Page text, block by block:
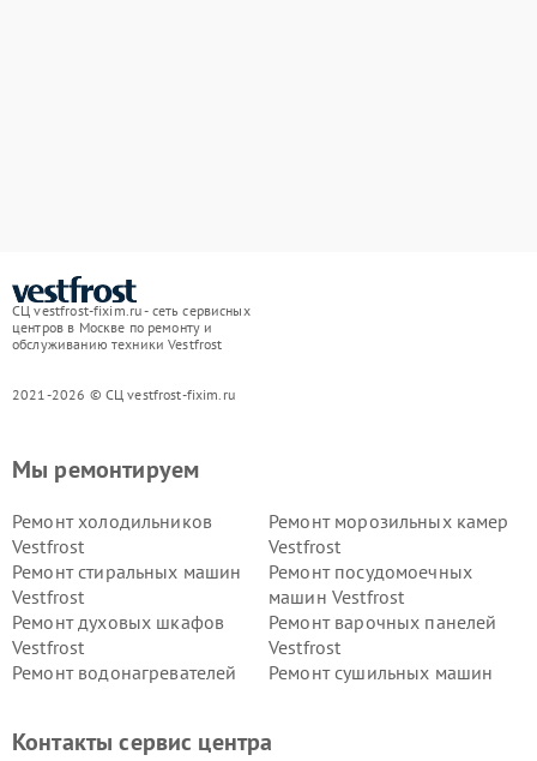
СЦ vestfrost-fixim.ru - сеть сервисных
центров в Москве по ремонту и
обслуживанию техники Vestfrost
2021-2026 © СЦ vestfrost-fixim.ru
Мы ремонтируем
Ремонт холодильников
Vestfrost
Ремонт морозильных камер
Vestfrost
Ремонт стиральных машин
Vestfrost
Ремонт посудомоечных
машин Vestfrost
Ремонт духовых шкафов
Vestfrost
Ремонт варочных панелей
Vestfrost
Ремонт водонагревателей
Ремонт сушильных машин
Vestfrost
Контакты сервис центра